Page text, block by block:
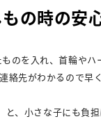
の時の安
のを入れ、首輪やハ
絡先がわかるので早
、小さな子にも負担